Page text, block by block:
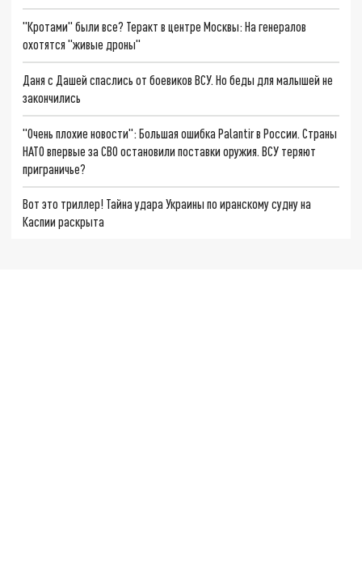
"Кротами" были все? Теракт в центре Москвы: На генералов
охотятся "живые дроны"
Даня с Дашей спаслись от боевиков ВСУ. Но беды для малышей не
закончились
"Очень плохие новости": Большая ошибка Palantir в России. Страны
НАТО впервые за СВО остановили поставки оружия. ВСУ теряют
приграничье?
Вот это триллер! Тайна удара Украины по иранскому судну на
Каспии раскрыта